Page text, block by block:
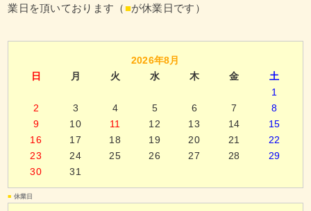
業日を頂いております（ ■が休業日です）
2026年8月
日
月 火 水 木 金
土
1
2
3 4 5 6 7
8
9
10 11 12 13 14
15
16
17 18 19 20 21
22
23
24 25 26 27 28
29
30
31
■ 休業日